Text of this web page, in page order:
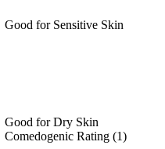
Good for Sensitive Skin
Good for Dry Skin
Comedogenic Rating (1)